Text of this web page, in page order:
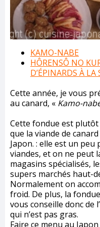
KAMO-NABE
HÔRENSÔ NO
D’ÉPINARDS À
Cette année, je vous
au canard, « Kamo-
Cette fondue est
que la viande de
Japon. : elle est un
viandes, et on ne peut
magasins spécialisés,
supers marchés haut-
Normalement on
froid. De plus, la
vous conseille donc de
qui n’est pas gras.
Faire ce menu au